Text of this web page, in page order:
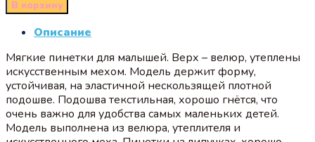
В корзину
Описание
Мягкие пинетки для малышей. Верх – велюр, утеплены
искусственным мехом. Модель держит форму,
устойчивая, на эластичной нескользящей плотной
подошве. Подошва текстильная, хорошо гнётся, что
очень важно для удобства самых маленьких детей.
Модель выполнена из велюра, утеплителя и